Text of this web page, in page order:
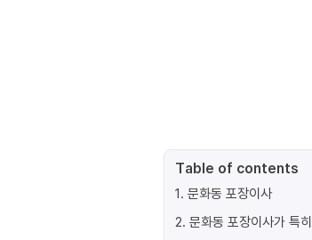
Table of contents
1. 문화동 포장이사
2. 문화동 포장이사가 특